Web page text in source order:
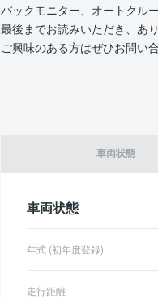
車両状態
車両状態
年式 (初年度登録)
走行距離
バックモニター、オートクル
最後までお読みいただき、あ
ご興味のある方はぜひお問い